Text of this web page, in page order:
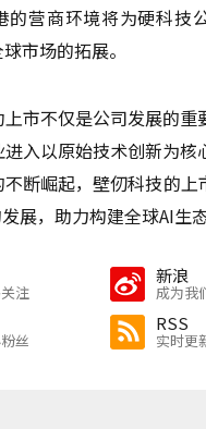
的营商环境将为硬科技
市场的拓展。
市不仅是公司发展的重
入以原始技术创新为核
不断崛起，壁仞科技的上
展，助力构建全球AI生态
注
新浪
成为我
丝
RSS
实时更